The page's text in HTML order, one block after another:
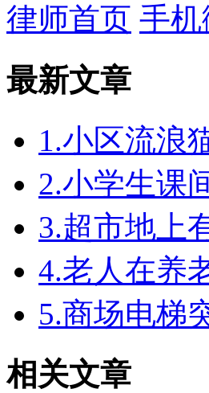
律师首页 手
最新文章
1.小区流浪
2.小学生课
3.超市地上
4.老人在养
5.商场电梯
相关文章